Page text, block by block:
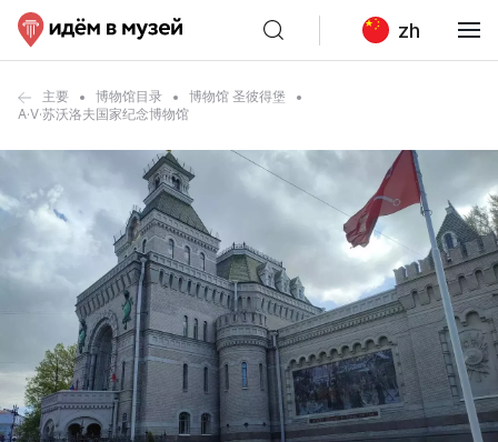
zh
主要 博物馆目录
博物馆 圣彼得堡
A·V·苏沃洛夫国家纪念博物馆